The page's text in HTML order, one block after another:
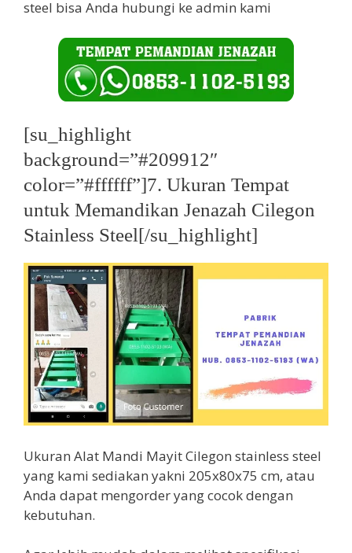
steel bisa Anda hubungi ke admin kami
[su_highlight
background=”#209912″
color=”#ffffff”]7. Ukuran Tempat
untuk Memandikan Jenazah Cilegon
Stainless Steel[/su_highlight]
Ukuran Alat Mandi Mayit Cilegon stainless steel
yang kami sediakan yakni 205x80x75 cm, atau
Anda dapat mengorder yang cocok dengan
kebutuhan.